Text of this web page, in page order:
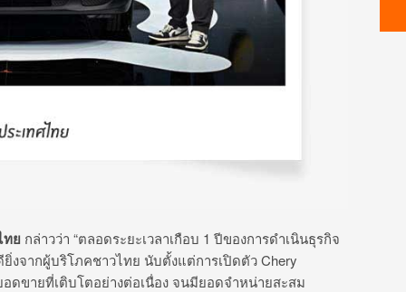
ทย กล่าวว่า “ตลอดระยะเวลาเกือบ 1 ปีของการดำเนินธุรกิจ
งจากผู้บริโภคชาวไทย นับตั้งแต่การเปิดตัว Chery
ดขายที่เติบโตอย่างต่อเนื่อง จนมียอดจำหน่ายสะสม